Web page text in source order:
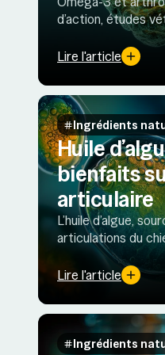
d’action, études
atout de l'huile de
Lire l'article
Ingrédients
Huile
bienfaits
articulaire
L’huile d’algue,
articulations du
l’inflammation,
excellente
Lire l'article
Ingrédients